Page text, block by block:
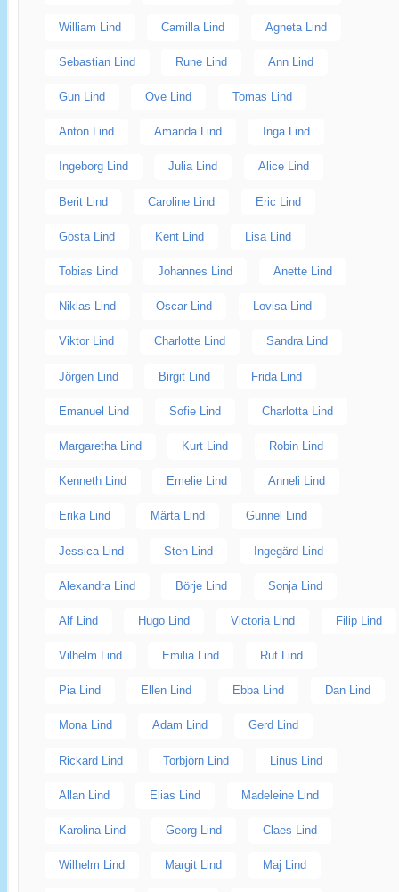
William Lind Camilla Lind Agneta Lind
Sebastian Lind Rune Lind Ann Lind
Gun Lind Ove Lind Tomas Lind
Anton Lind Amanda Lind Inga Lind
Ingeborg Lind Julia Lind Alice Lind
Berit Lind Caroline Lind Eric Lind
Gösta Lind Kent Lind Lisa Lind
Tobias Lind Johannes Lind Anette Lind
Niklas Lind Oscar Lind Lovisa Lind
Viktor Lind Charlotte Lind Sandra Lind
Jörgen Lind Birgit Lind Frida Lind
Emanuel Lind Sofie Lind Charlotta Lind
Margaretha Lind Kurt Lind Robin Lind
Kenneth Lind Emelie Lind Anneli Lind
Erika Lind Märta Lind Gunnel Lind
Jessica Lind Sten Lind Ingegärd Lind
Alexandra Lind Börje Lind Sonja Lind
Alf Lind Hugo Lind Victoria Lind Filip Lind
Vilhelm Lind Emilia Lind Rut Lind
Pia Lind Ellen Lind Ebba Lind Dan Lind
Mona Lind Adam Lind Gerd Lind
Rickard Lind Torbjörn Lind Linus Lind
Allan Lind Elias Lind Madeleine Lind
Karolina Lind Georg Lind Claes Lind
Wilhelm Lind Margit Lind Maj Lind